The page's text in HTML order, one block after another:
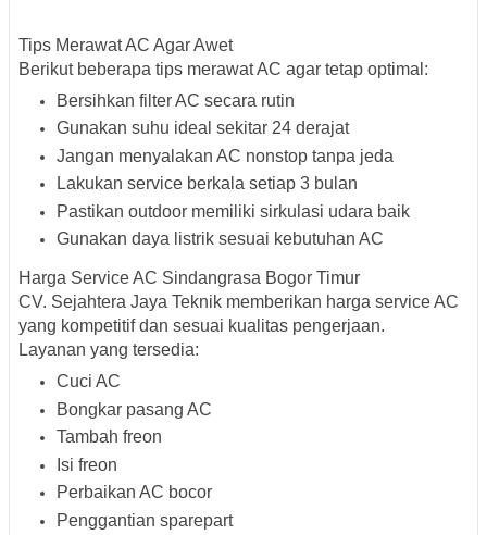
Tips Merawat AC Agar Awet
Berikut beberapa tips merawat AC agar tetap optimal:
Bersihkan filter AC secara rutin
Gunakan suhu ideal sekitar 24 derajat
Jangan menyalakan AC nonstop tanpa jeda
Lakukan service berkala setiap 3 bulan
Pastikan outdoor memiliki sirkulasi udara baik
Gunakan daya listrik sesuai kebutuhan AC
Harga Service AC Sindangrasa Bogor Timur
CV. Sejahtera Jaya Teknik memberikan harga service AC
yang kompetitif dan sesuai kualitas pengerjaan.
Layanan yang tersedia:
Cuci AC
Bongkar pasang AC
Tambah freon
Isi freon
Perbaikan AC bocor
Penggantian sparepart